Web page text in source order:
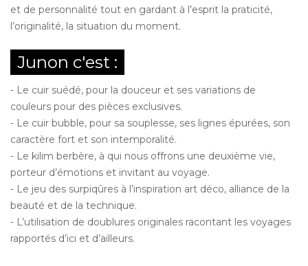
et de personnalité tout en gardant à l’esprit la praticité,
l’originalité, la situation du moment.
Junon c'est :
- Le cuir suédé, pour la douceur et ses variations de
couleurs pour des pièces exclusives.
- Le cuir bubble, pour sa souplesse, ses lignes épurées, son
caractère fort et son intemporalité.
- Le kilim berbère, à qui nous offrons une deuxième vie,
porteur d’émotions et invitant au voyage.
- Le jeu des surpiqûres à l’inspiration art déco, alliance de la
beauté et de la technique.
- L’utilisation de doublures originales racontant les voyages
rapportés d’ici et d’ailleurs.